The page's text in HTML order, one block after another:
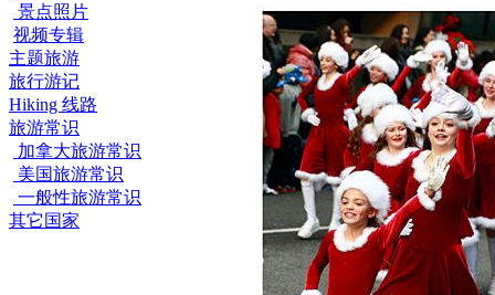
景点照片
视频专辑
主题旅游
旅行游记
Hiking 线路
旅游常识
加拿大旅游常识
美国旅游常识
一般性旅游常识
其它国家